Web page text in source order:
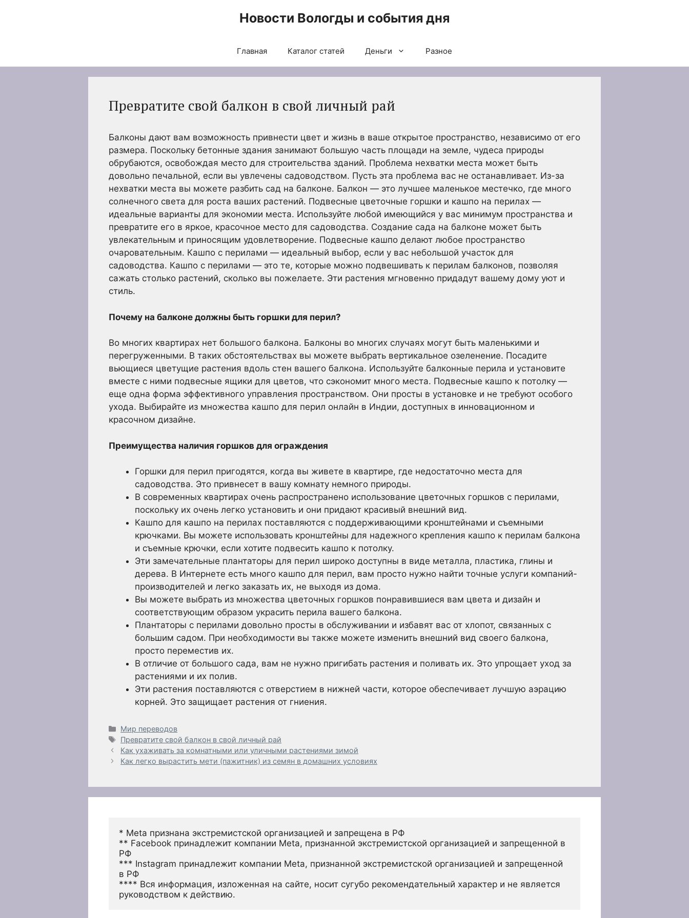
Новости Вологды и события дня
Главная Каталог статей Деньги Разное
Превратите свой балкон в свой личный рай
Балконы дают вам возможность привнести цвет и жизнь в ваше открытое пространство, независимо от его
размера. Поскольку бетонные здания занимают большую часть площади на земле, чудеса природы
обрубаются, освобождая место для строительства зданий. Проблема нехватки места может быть
довольно печальной, если вы увлечены садоводством. Пусть эта проблема вас не останавливает. Из-за
нехватки места вы можете разбить сад на балконе. Балкон — это лучшее маленькое местечко, где много
солнечного света для роста ваших растений. Подвесные цветочные горшки и кашпо на перилах —
идеальные варианты для экономии места. Используйте любой имеющийся у вас минимум пространства и
превратите его в яркое, красочное место для садоводства. Создание сада на балконе может быть
увлекательным и приносящим удовлетворение. Подвесные кашпо делают любое пространство
очаровательным. Кашпо с перилами — идеальный выбор, если у вас небольшой участок для
садоводства. Кашпо с перилами — это те, которые можно подвешивать к перилам балконов, позволяя
сажать столько растений, сколько вы пожелаете. Эти растения мгновенно придадут вашему дому уют и
стиль.
Почему на балконе должны быть горшки для перил?
Во многих квартирах нет большого балкона. Балконы во многих случаях могут быть маленькими и
перегруженными. В таких обстоятельствах вы можете выбрать вертикальное озеленение. Посадите
вьющиеся цветущие растения вдоль стен вашего балкона. Используйте балконные перила и установите
вместе с ними подвесные ящики для цветов, что сэкономит много места. Подвесные кашпо к потолку —
еще одна форма эффективного управления пространством. Они просты в установке и не требуют особого
ухода. Выбирайте из множества кашпо для перил онлайн в Индии, доступных в инновационном и
красочном дизайне.
Преимущества наличия горшков для ограждения
Горшки для перил пригодятся, когда вы живете в квартире, где недостаточно места для
садоводства. Это привнесет в вашу комнату немного природы.
В современных квартирах очень распространено использование цветочных горшков с перилами,
поскольку их очень легко установить и они придают красивый внешний вид.
Кашпо для кашпо на перилах поставляются с поддерживающими кронштейнами и съемными
крючками. Вы можете использовать кронштейны для надежного крепления кашпо к перилам балкона
и съемные крючки, если хотите подвесить кашпо к потолку.
Эти замечательные плантаторы для перил широко доступны в виде металла, пластика, глины и
дерева. В Интернете есть много кашпо для перил, вам просто нужно найти точные услуги компаний-
производителей и легко заказать их, не выходя из дома.
Вы можете выбрать из множества цветочных горшков понравившиеся вам цвета и дизайн и
соответствующим образом украсить перила вашего балкона.
Плантаторы с перилами довольно просты в обслуживании и избавят вас от хлопот, связанных с
большим садом. При необходимости вы также можете изменить внешний вид своего балкона,
просто переместив их.
В отличие от большого сада, вам не нужно пригибать растения и поливать их. Это упрощает уход за
растениями и их полив.
Эти растения поставляются с отверстием в нижней части, которое обеспечивает лучшую аэрацию
корней. Это защищает растения от гниения.
Рубрики
Мир переводов
Метки
Превратите свой балкон в свой личный рай
Как ухаживать за комнатными или уличными растениями зимой
Как легко вырастить мети (пажитник) из семян в домашних условиях
* Meta признана экстремистской организацией и запрещена в РФ
** Facebook принадлежит компании Meta, признанной экстремистской организацией и запрещенной в
РФ
*** Instagram принадлежит компании Meta, признанной экстремистской организацией и запрещенной
в РФ
**** Вся информация, изложенная на сайте, носит сугубо рекомендательный характер и не является
руководством к действию.